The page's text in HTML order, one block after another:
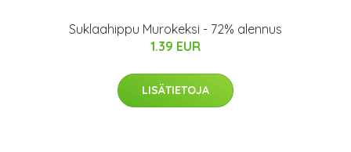
Suklaahippu Murokeksi - 72% alennus
1.39 EUR
LISÄTIETOJA